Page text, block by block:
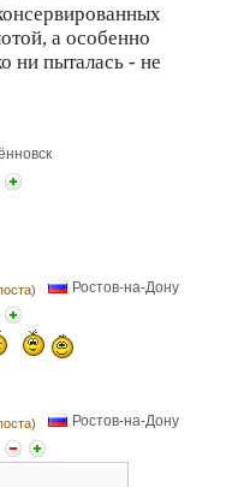
а особенно
ни пыталась - не
Ростов-на-Дону
Ростов-на-Дону